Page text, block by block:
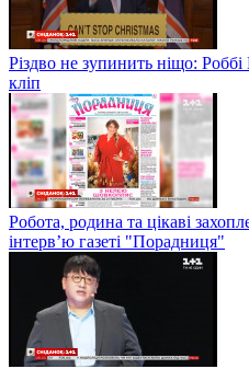
Різдво не зупинить ніщо:
кліп
Робота, родина та цікаві
інтерв’ю газеті "Порадниця"